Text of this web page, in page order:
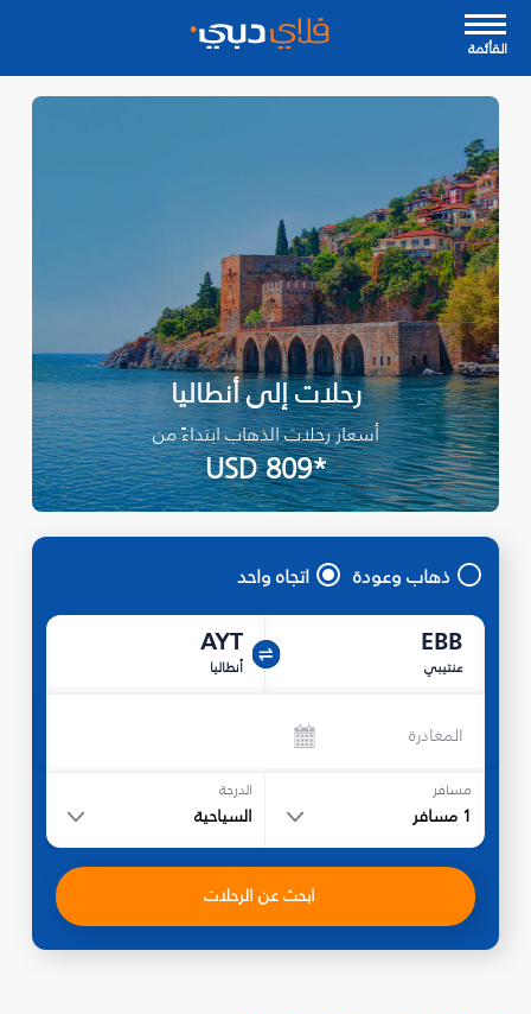
القأئمة
رحلات إلى أنطاليا
أسعار رحلات الذهاب ابتداءً من
*USD 809
ذهاب وعودة اتجاه واحد
EBB
عنتيبي
AYT
أنطاليا
المغادرة
مسافر
1 مسافر
الدرجة
السياحية
ابحث عن الرحلات